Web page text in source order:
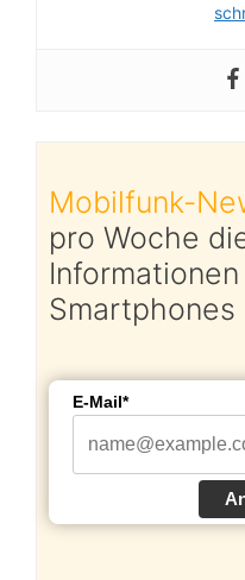
Mobilfunk-
pro Woche
Smartphones
E-Mail*